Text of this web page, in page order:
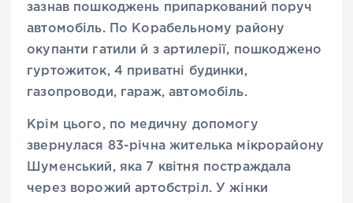
зазнав пошкоджень припаркований поруч
автомобіль. По Корабельному району
окупанти гатили й з артилерії, пошкоджено
гуртожиток, 4 приватні будинки,
газопроводи, гараж, автомобіль.
Крім цього, по медичну допомогу
звернулася 83-річна жителька мікрорайону
Шуменський, яка 7 квітня постраждала
через ворожий артобстріл. У жінки